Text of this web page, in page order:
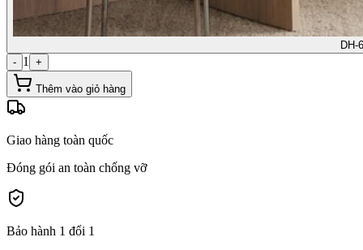
DH-
- 1 +
Thêm vào giỏ hàng
Giao hàng toàn quốc
Đóng gói an toàn chống vỡ
Bảo hành 1 đổi 1